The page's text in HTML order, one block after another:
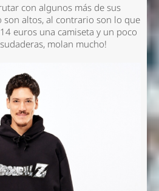
con algunos más de sus
son altos, al contrario son lo que
euros una camiseta y un poco
molan mucho!